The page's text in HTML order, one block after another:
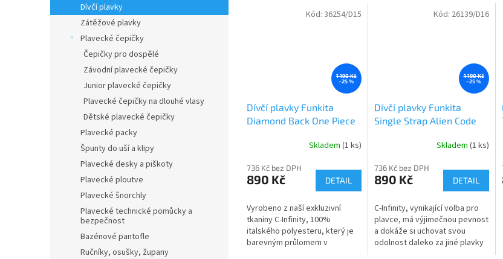
Dívčí plavky
Zátěžové plavky
Plavecké čepičky
Čepičky pro dospělé
Závodní plavecké čepičky
Junior plavecké čepičky
Plavecké čepičky na dlouhé vlasy
Dětské plavecké čepičky
Plavecké packy
Špunty do uší a klipy
Plavecké desky a piškoty
Plavecké ploutve
Plavecké šnorchly
Plavecké technické pomůcky a
bezpečnost
Bazénové pantofle
Ručníky, osušky, župany
1 190 Kč
–25 %
Dívčí plavky Funkita
Diamond Back One Piece
Skladem (1 ks)
736 Kč bez DPH
890 Kč DETAIL
Vyrobeno z naší exkluzivní
tkaniny C-Infinity, 100%
italského polyesteru, který je
barevným průlomem v
Kód: 36254/D15
1 190 Kč
–25 %
Dívčí plavky Funkita
Single Strap Alien Code
Skladem (1 ks)
736 Kč bez DPH
890 Kč DETAIL
C-Infinity, vynikající volba pro
plavce, má výjimečnou pevnost
a dokáže si uchovat svou
odolnost daleko za jiné plavky
Kód: 26139/D16